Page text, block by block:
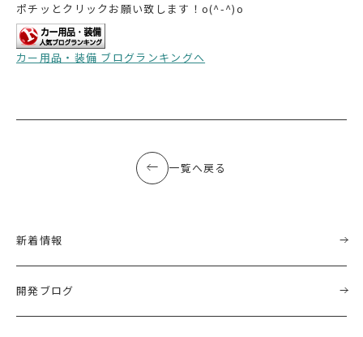
ポチッとクリックお願い致します！o(^-^)o
カー用品・装備 ブログランキングへ
一覧へ戻る
新着情報
開発ブログ